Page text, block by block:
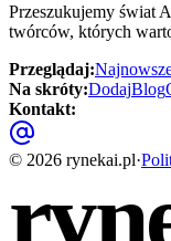
Przeszukujemy świat
twórców, których
Przeglądaj:
Na skróty:DodajBlog
Kontakt:
© 2026 rynekai.pl·